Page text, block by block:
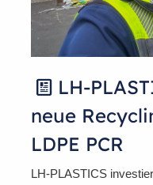
 LH-
neue
LDPE PCR
LH-PLASTICS